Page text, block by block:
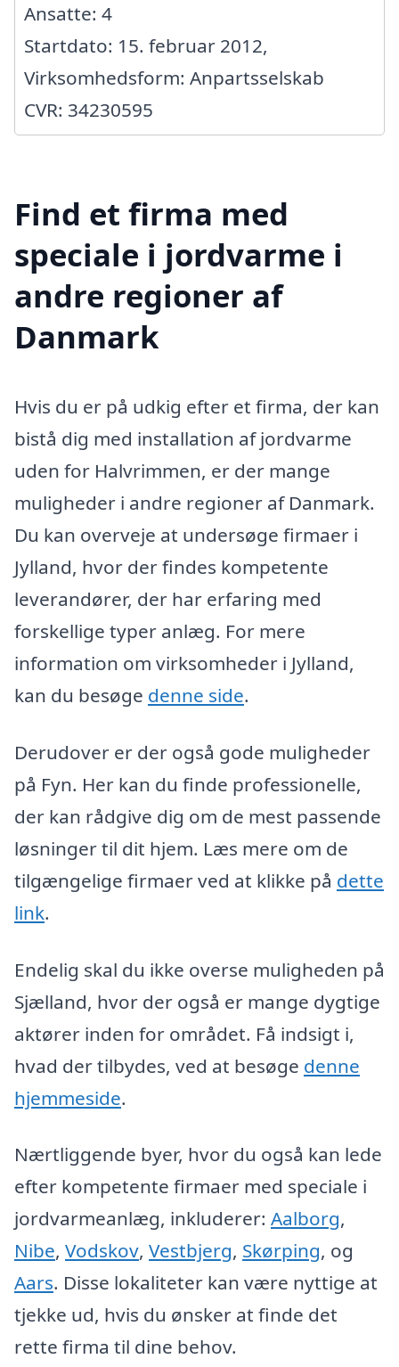
Ansatte: 4
Startdato: 15. februar 2012,
Virksomhedsform: Anpartsselskab
CVR: 34230595
Find et firma med
speciale i jordvarme i
andre regioner af
Danmark
Hvis du er på udkig efter et firma, der kan
bistå dig med installation af jordvarme
uden for Halvrimmen, er der mange
muligheder i andre regioner af Danmark.
Du kan overveje at undersøge firmaer i
Jylland, hvor der findes kompetente
leverandører, der har erfaring med
forskellige typer anlæg. For mere
information om virksomheder i Jylland,
kan du besøge denne side.
Derudover er der også gode muligheder
på Fyn. Her kan du finde professionelle,
der kan rådgive dig om de mest passende
løsninger til dit hjem. Læs mere om de
tilgængelige firmaer ved at klikke på dette
link.
Endelig skal du ikke overse muligheden på
Sjælland, hvor der også er mange dygtige
aktører inden for området. Få indsigt i,
hvad der tilbydes, ved at besøge denne
hjemmeside.
Nærtliggende byer, hvor du også kan lede
efter kompetente firmaer med speciale i
jordvarmeanlæg, inkluderer: Aalborg,
Nibe, Vodskov, Vestbjerg, Skørping, og
Aars. Disse lokaliteter kan være nyttige at
tjekke ud, hvis du ønsker at finde det
rette firma til dine behov.